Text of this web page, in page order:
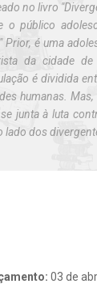
no livro
o público
Prior, é uma
da cidade
é dividida
humanas.
junta à luta
dos
03 de